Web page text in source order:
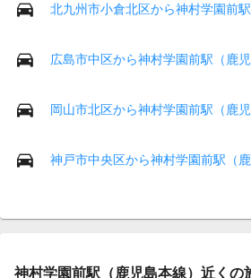
北九州市小倉北区から神村学園前駅
広島市中区から神村学園前駅（鹿児
岡山市北区から神村学園前駅（鹿児
神戸市中央区から神村学園前駅（鹿
神村学園前駅（鹿児島本線）近くの